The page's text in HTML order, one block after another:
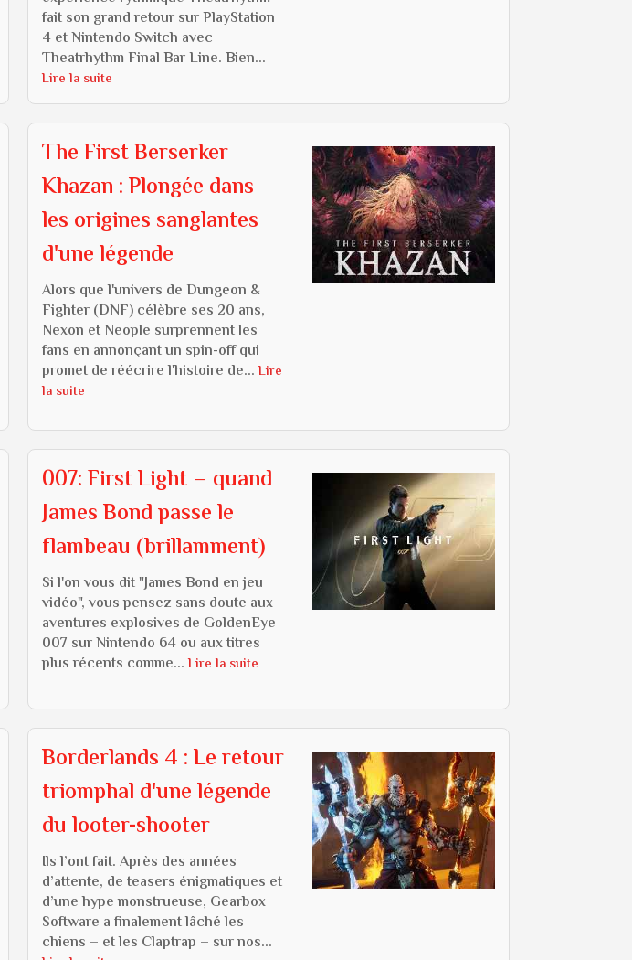
fait son grand retour sur PlayStation
4 et Nintendo Switch avec
Theatrhythm Final Bar Line. Bien...
Lire la suite
The First Berserker
Khazan : Plongée dans
les origines sanglantes
d'une légende
Alors que l'univers de Dungeon &
Fighter (DNF) célèbre ses 20 ans,
Nexon et Neople surprennent les
fans en annonçant un spin-off qui
promet de réécrire l'histoire de...Lire
la suite
007: First Light – quand
James Bond passe le
flambeau (brillamment)
Si l'on vous dit "James Bond en jeu
vidéo", vous pensez sans doute aux
aventures explosives de GoldenEye
007 sur Nintendo 64 ou aux titres
plus récents comme...Lire la suite
Borderlands 4 : Le retour
triomphal d'une légende
du looter-shooter
Ils l’ont fait. Après des années
d’attente, de teasers énigmatiques et
d’une hype monstrueuse, Gearbox
Software a finalement lâché les
chiens – et les Claptrap – sur nos...